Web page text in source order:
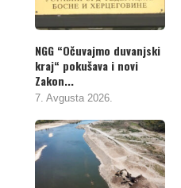
NGG “Očuvajmo duvanjski
kraj“ pokušava i novi
Zakon...
7. Avgusta 2026.